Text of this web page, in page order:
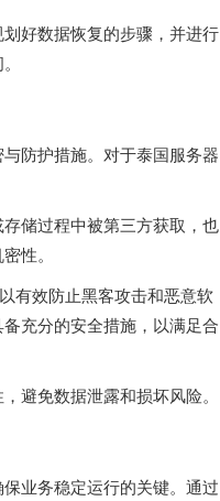
好数据恢复的步骤，并进行
防护措施。对于泰国服务器
储过程中被第三方获取，也
性。
有效防止黑客攻击和恶意软
充分的安全措施，以满足合
避免数据泄露和损坏风险。
业务稳定运行的关键。通过